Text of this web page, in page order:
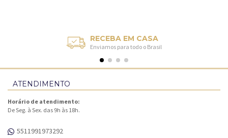
RECEBA EM CASA
Enviamos para todo o Brasil
ATENDIMENTO
Horário de atendimento:
De Seg. à Sex. das 9h às 18h.
5511991973292